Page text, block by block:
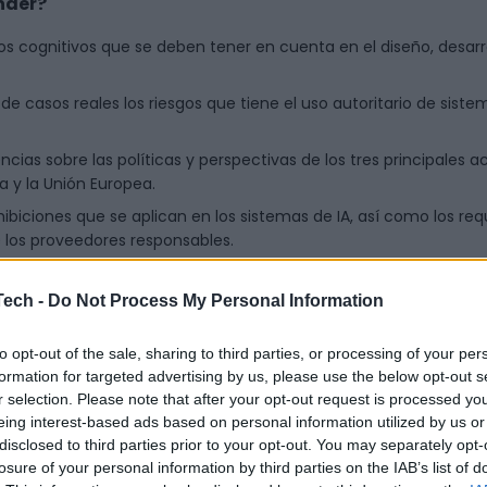
- Do Not Process My Personal Information
opt-out of the sale, sharing to third parties, or processing of your
for targeted advertising by us, please use the below opt-out
selection. Please note that after your opt-out request is processed
interest-based ads based on personal information utilized by us
to third parties prior to your opt-out. You may separately
of your personal information by third parties on the IAB’s list of
cognitivos que se deben tener en cuenta en el diseño,
casos reales los riesgos que tiene el uso autoritario de
sobre las políticas y perspectivas de los tres principales
y la Unión Europea.
que se aplican en los sistemas de IA, así como los
proveedores responsables.
como de propósito general (GPAI).
y éticas. Además, es una gran oportunidad de
del sector.¡Las plazas son limitadas, no te lo